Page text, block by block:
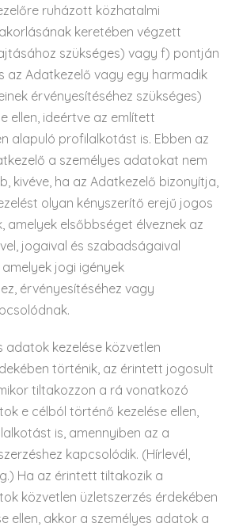
ruházott közhatalmi
keretében végzett
szükséges) vagy f) pontján
az Adatkezelő vagy egy harmadik
érvényesítéséhez szükséges)
ellen, ideértve az említett
alapuló profilalkotást is. Ebben az
a személyes adatokat nem
kivéve, ha az Adatkezelő bizonyítja,
olyan kényszerítő erejű jogos
amelyek elsőbbséget élveznek az
jogaival és szabadságaival
jogi igények
érvényesítéséhez vagy
adatok kezelése közvetlen
történik, az érintett jogosult
tiltakozzon a rá vonatkozó
e célból történő kezelése ellen,
is, amennyiben az a
kapcsolódik. (Hírlevél,
Ha az érintett tiltakozik a
közvetlen üzletszerzés érdekében
ellen, akkor a személyes adatok a